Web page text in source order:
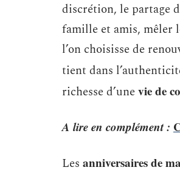
discrétion, le partage
famille et amis, mêler
l’on choisisse de
tient dans
richesse d’unevie de
A lire en complément :
Les anniversaires de